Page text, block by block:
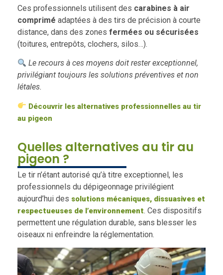
Ces professionnels utilisent des carabines à air
comprimé adaptées à des tirs de précision à courte
distance, dans des zones fermées ou sécurisées
(toitures, entrepôts, clochers, silos…).
Le recours à ces moyens doit rester exceptionnel,
privilégiant toujours les solutions préventives et non
létales.
Découvrir les alternatives professionnelles au tir
au pigeon
Quelles alternatives au tir au
pigeon ?
Le tir n’étant autorisé qu’à titre exceptionnel, les
professionnels du dépigeonnage privilégient
aujourd’hui des solutions mécaniques, dissuasives et
respectueuses de l’environnement. Ces dispositifs
permettent une régulation durable, sans blesser les
oiseaux ni enfreindre la réglementation.